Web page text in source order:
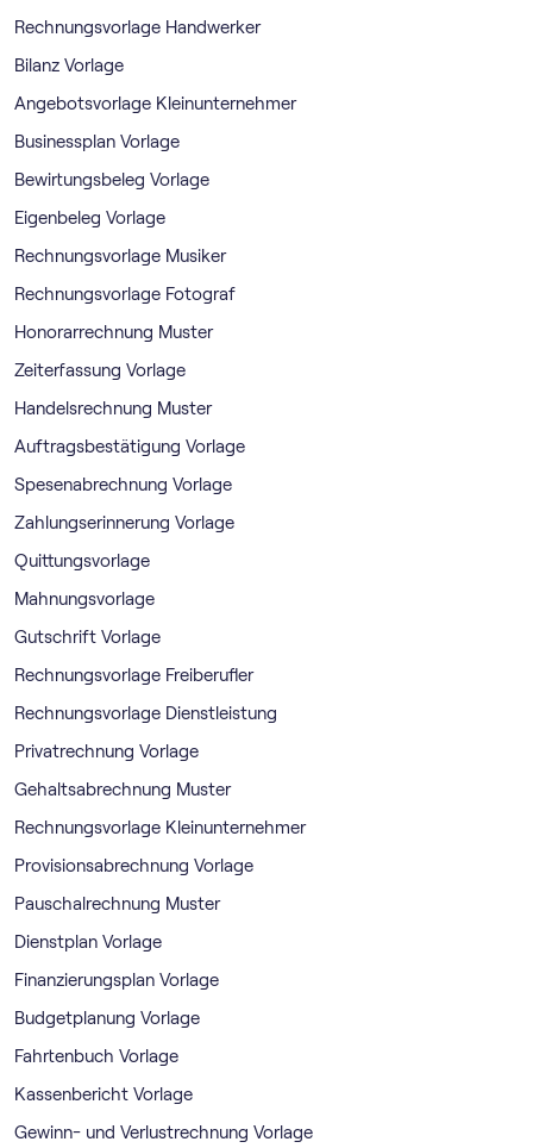
Rechnungsvorlage Handwerker
Bilanz Vorlage
Angebotsvorlage Kleinunternehmer
Businessplan Vorlage
Bewirtungsbeleg Vorlage
Eigenbeleg Vorlage
Rechnungsvorlage Musiker
Rechnungsvorlage Fotograf
Honorarrechnung Muster
Zeiterfassung Vorlage
Handelsrechnung Muster
Auftragsbestätigung Vorlage
Spesenabrechnung Vorlage
Zahlungserinnerung Vorlage
Quittungsvorlage
Mahnungsvorlage
Gutschrift Vorlage
Rechnungsvorlage Freiberufler
Rechnungsvorlage Dienstleistung
Privatrechnung Vorlage
Gehaltsabrechnung Muster
Rechnungsvorlage Kleinunternehmer
Provisionsabrechnung Vorlage
Pauschalrechnung Muster
Dienstplan Vorlage
Finanzierungsplan Vorlage
Budgetplanung Vorlage
Fahrtenbuch Vorlage
Kassenbericht Vorlage
Gewinn- und Verlustrechnung Vorlage